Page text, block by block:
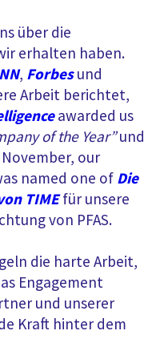
über die
erhalten haben.
, Forbesund
Arbeit berichtet,
awarded us
of the Year”und
our
named one of Die
TIMEfür unsere
von PFAS.
die harte Arbeit,
Engagement
und unserer
Kraft hinter dem